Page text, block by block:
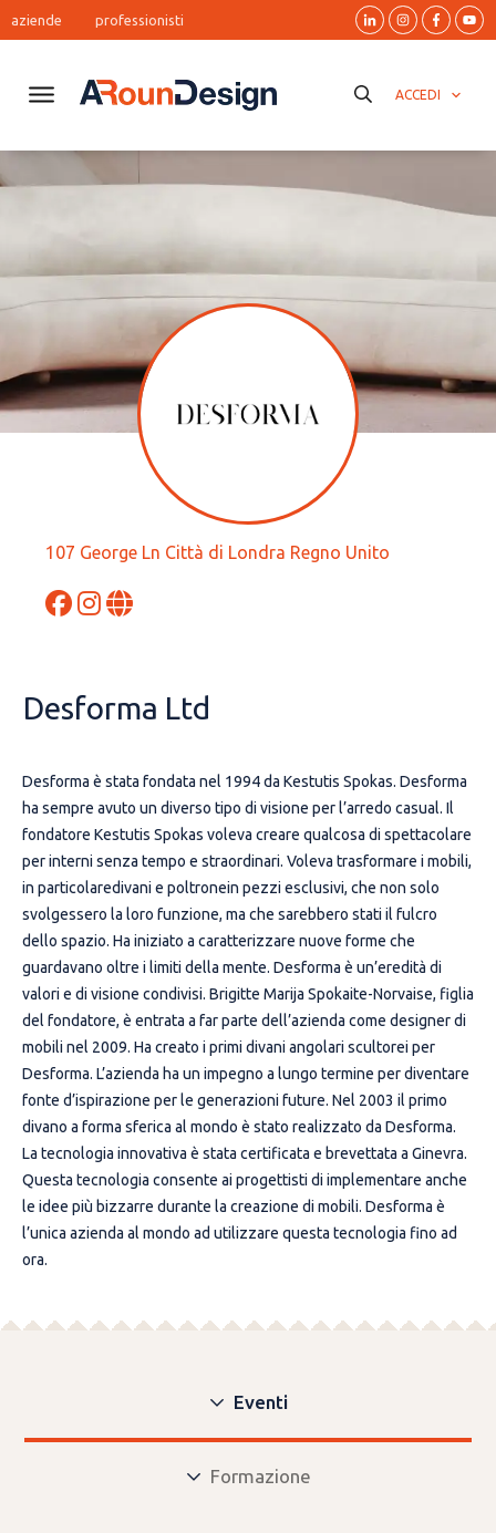
aziende professionisti
ACCEDI
107 George Ln Città di Londra Regno Unito
Desforma Ltd
Desforma è stata fondata nel 1994 da Kestutis Spokas. Desforma
ha sempre avuto un diverso tipo di visione per l’arredo casual. Il
fondatore Kestutis Spokas voleva creare qualcosa di spettacolare
per interni senza tempo e straordinari. Voleva trasformare i mobili,
in particolaredivani e poltronein pezzi esclusivi, che non solo
svolgessero la loro funzione, ma che sarebbero stati il fulcro
dello spazio. Ha iniziato a caratterizzare nuove forme che
guardavano oltre i limiti della mente. Desforma è un’eredità di
valori e di visione condivisi. Brigitte Marija Spokaite-Norvaise, figlia
del fondatore, è entrata a far parte dell’azienda come designer di
mobili nel 2009. Ha creato i primi divani angolari scultorei per
Desforma. L’azienda ha un impegno a lungo termine per diventare
fonte d’ispirazione per le generazioni future. Nel 2003 il primo
divano a forma sferica al mondo è stato realizzato da Desforma.
La tecnologia innovativa è stata certificata e brevettata a Ginevra.
Questa tecnologia consente ai progettisti di implementare anche
le idee più bizzarre durante la creazione di mobili. Desforma è
l’unica azienda al mondo ad utilizzare questa tecnologia fino ad
ora.
Eventi
Formazione